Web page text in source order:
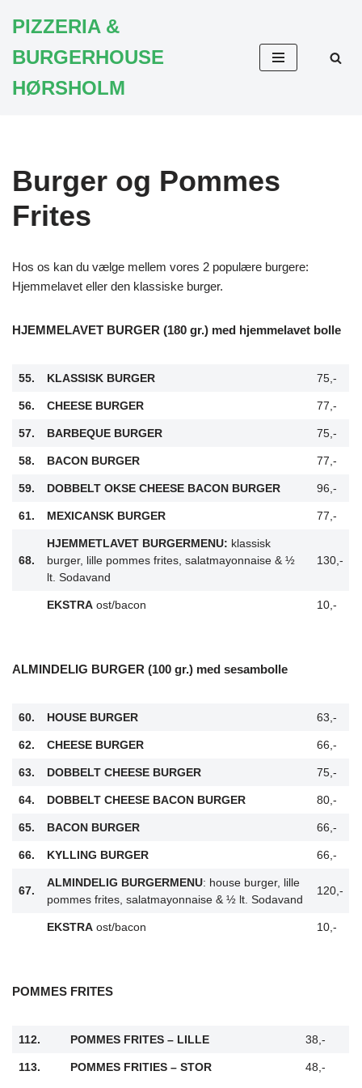
til
indhold
PIZZERIA &
BURGERHOUSE
HØRSHOLM
Burger og Pommes
Frites
Hos os kan du vælge mellem vores 2 populære burgere:
Hjemmelavet eller den klassiske burger.
HJEMMELAVET BURGER (180 gr.) med hjemmelavet bolle
55. KLASSISK BURGER 75,-
56. CHEESE BURGER 77,-
57. BARBEQUE BURGER 75,-
58. BACON BURGER 77,-
59. DOBBELT OKSE CHEESE BACON BURGER 96,-
61. MEXICANSK BURGER 77,-
68.
HJEMMETLAVET BURGERMENU: klassisk
burger, lille pommes frites, salatmayonnaise & ½
lt. Sodavand
130,-
EKSTRAost/bacon 10,-
ALMINDELIG BURGER (100 gr.) med sesambolle
60. HOUSE BURGER 63,-
62. CHEESE BURGER 66,-
63. DOBBELT CHEESE BURGER 75,-
64. DOBBELT CHEESE BACON BURGER 80,-
65. BACON BURGER 66,-
66. KYLLING BURGER 66,-
67.
ALMINDELIG BURGERMENU: house burger, lille
pommes frites, salatmayonnaise & ½ lt. Sodavand
120,-
EKSTRAost/bacon 10,-
POMMES FRITES
112. POMMES FRITES – LILLE 38,-
113. POMMES FRITIES – STOR 48,-